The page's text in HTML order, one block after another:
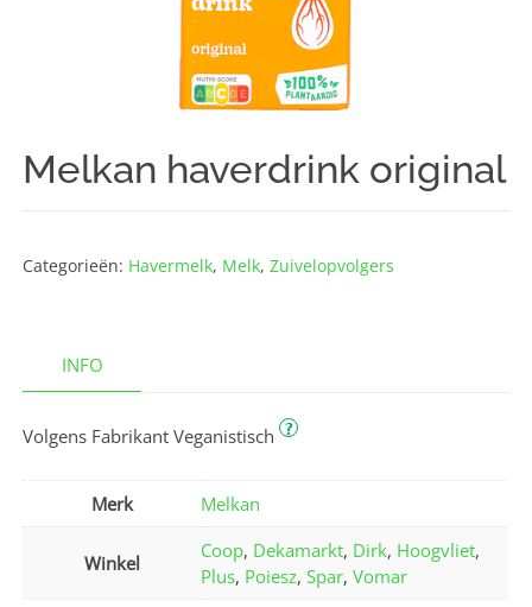
Melkan haverdrink original
Categorieën: Havermelk, Melk,Zuivelopvolgers
INFO
Volgens Fabrikant Veganistisch ?
Merk Melkan
Winkel
Coop, Dekamarkt, Dirk, Hoogvliet,
Plus, Poiesz,Spar,Vomar